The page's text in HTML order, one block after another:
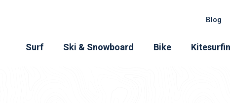
Blog
Surf Ski & Snowboard Bike